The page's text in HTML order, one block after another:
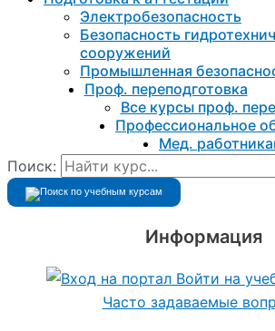
Электробезопасность
Безопасность
сооружений
Промышленная
Проф. переподготовка
Все курсы проф.
Профессиональное
Мед.
Поиск:
Информация
Войти на
Часто задаваемые